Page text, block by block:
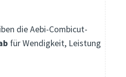
die Aebi-Combicut-
für Wendigkeit, Leistung